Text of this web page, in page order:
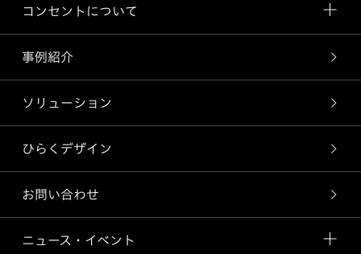
コンセントについて
事例紹介
ソリューション
ひらくデザイン
お問い合わせ
ニュース・イベント